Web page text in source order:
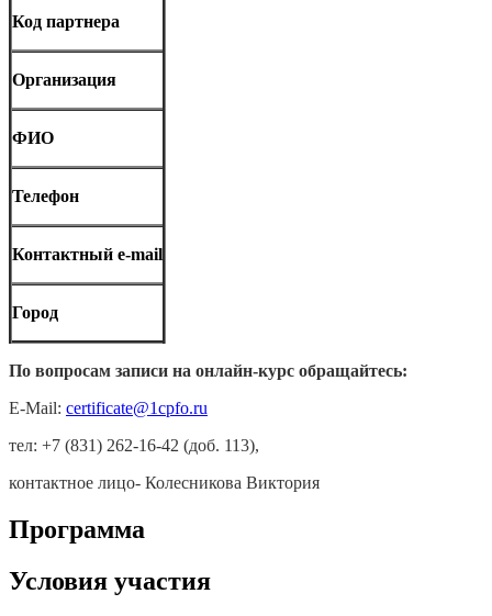
Код партнера
Организация
ФИО
Телефон
Контактный e-mail
Город
По вопросам записи на онлайн-курс обращайтесь:
E-Mail: certificate@1cpfo.ru
тел: +7 (831) 262-16-42 (доб. 113),
контактное лицо- Колесникова Виктория
Программа
Условия участия